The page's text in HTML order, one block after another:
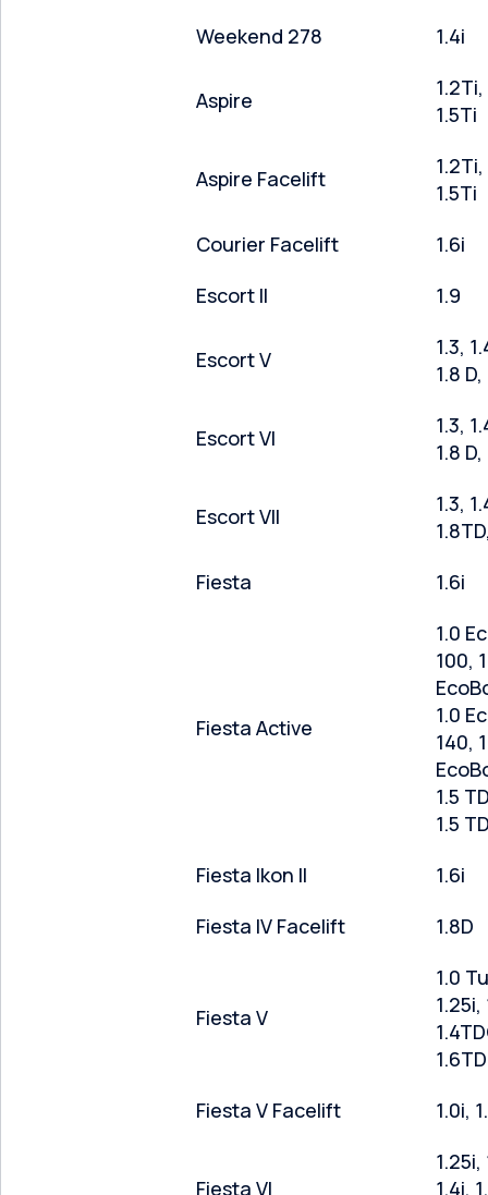
Weekend 278
1.4i
Aspire
1.5Ti
Aspire Facelift
1.5Ti
Courier Facelift
1.6i
Escort II
1.9
Escort V
1.3,
1.8
Escort VI
1.3,
1.8
Escort VII
1.3,
Fiesta
1.6i
Fiesta Active
1.0
100,
1.0
140,
1.5
1.5
Fiesta Ikon II
1.6i
Fiesta IV Facelift
1.8D
Fiesta V
1.0
1.25i,
Fiesta V Facelift
1.0i,
Fiesta VI
1.25i,
1.4i,